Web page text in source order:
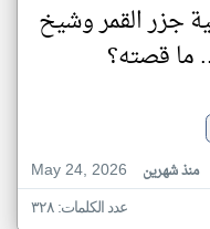
جزر القمر وشيخ
ما قصته؟
May 24, 2026
منذ شهرين
عدد الكلمات: ٣٢٨